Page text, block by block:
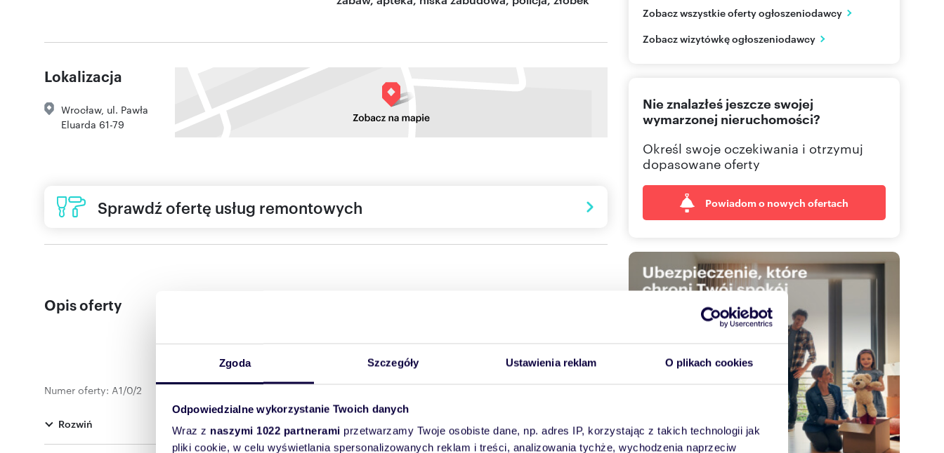
Zgoda Szczegóły Ustawienia reklam O plikach cookies
Odpowiedzialne wykorzystanie Twoich danych
Wraz z naszymi 1022 partnerami przetwarzamy Twoje osobiste dane, np. adres IP, korzystając z takich technologii jak
pliki cookie, w celu wyświetlania spersonalizowanych reklam i treści, analizowania tychże, wychodzenia naprzeciw
Lokalizacja
Wrocław, ul. Pawła
Eluarda 61-79
Sprawdź ofertę usług remontowych
Opis oferty
Numer oferty: A1/0/2
Rozwiń
ul. Jerzmanowska 18
Zobacz wszystkie oferty ogłoszeniodawcy
Zobacz wizytówkę ogłoszeniodawcy
Nie znalazłeś jeszcze swojej
wymarzonej nieruchomości?
Określ swoje oczekiwania i otrzymuj
dopasowane oferty
Powiadom o nowych ofertach